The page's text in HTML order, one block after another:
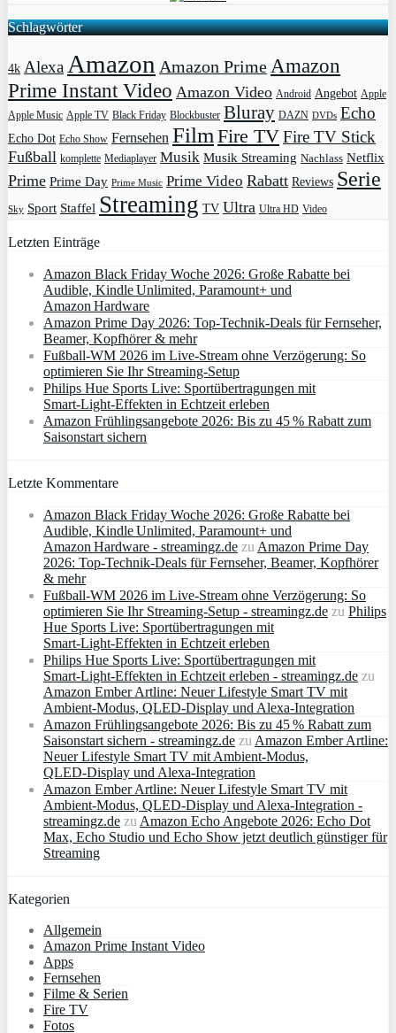
Schlagwörter
4k Alexa Amazon Amazon PrimeAmazon
Prime Instant Video Amazon Video Android Angebot Apple
Apple Music Apple TV Black Friday Blockbuster Bluray DAZN DVDs Echo
Echo Dot Echo Show Fernsehen Film Fire TVFire TV Stick
Fußball komplette Mediaplayer Musik Musik Streaming Nachlass Netflix
Prime Prime Day Prime Music Prime Video Rabatt Reviews Serie
Sky Sport Staffel Streaming TV Ultra Ultra HD Video
Letzten Einträge
Amazon Black Friday Woche 2026: Große Rabatte bei
Audible, Kindle Unlimited, Paramount+ und
Amazon Hardware
Amazon Prime Day 2026: Top-Technik-Deals für Fernseher,
Beamer, Kopfhörer & mehr
Fußball-WM 2026 im Live-Stream ohne Verzögerung: So
optimieren Sie Ihr Streaming-Setup
Philips Hue Sports Live: Sportübertragungen mit
Smart‑Light‑Effekten in Echtzeit erleben
Amazon Frühlingsangebote 2026: Bis zu 45 % Rabatt zum
Saisonstart sichern
Letzte Kommentare
Amazon Black Friday Woche 2026: Große Rabatte bei
Audible, Kindle Unlimited, Paramount+ und
Amazon Hardware - streamingz.de zu Amazon Prime Day
2026: Top-Technik-Deals für Fernseher, Beamer, Kopfhörer
& mehr
Fußball-WM 2026 im Live-Stream ohne Verzögerung: So
optimieren Sie Ihr Streaming-Setup - streamingz.de zu Philips
Hue Sports Live: Sportübertragungen mit
Smart‑Light‑Effekten in Echtzeit erleben
Philips Hue Sports Live: Sportübertragungen mit
Smart‑Light‑Effekten in Echtzeit erleben - streamingz.de zu
Amazon Ember Artline: Neuer Lifestyle Smart TV mit
Ambient‑Modus, QLED‑Display und Alexa‑Integration
Amazon Frühlingsangebote 2026: Bis zu 45 % Rabatt zum
Saisonstart sichern - streamingz.de zu Amazon Ember Artline:
Neuer Lifestyle Smart TV mit Ambient‑Modus,
QLED‑Display und Alexa‑Integration
Amazon Ember Artline: Neuer Lifestyle Smart TV mit
Ambient‑Modus, QLED‑Display und Alexa‑Integration -
streamingz.de zu Amazon Echo Angebote 2026: Echo Dot
Max, Echo Studio und Echo Show jetzt deutlich günstiger für
Streaming
Kategorien
Allgemein
Amazon Prime Instant Video
Apps
Fernsehen
Filme & Serien
Fire TV
Fotos